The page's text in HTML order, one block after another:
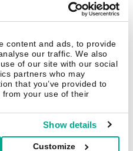
content and ads, to provide
our traffic. We also
of our site with our social
partners who may
that you’ve provided to
from your use of their
Show details
Customize
隐私策略
号
资源中心 新闻稿